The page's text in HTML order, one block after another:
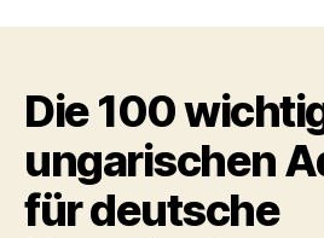
Die 100
ungarischen
für deutsche